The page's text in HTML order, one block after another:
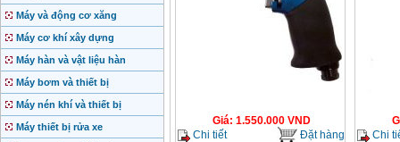
Máy và động cơ xăng
Máy cơ khí xây dựng
Máy hàn và vật liệu hàn
Máy bơm và thiết bị
Máy nén khí và thiết bị
Máy thiết bị rửa xe Giá: 1.550.000VND
Chi tiết
Đặt hàng
Chi